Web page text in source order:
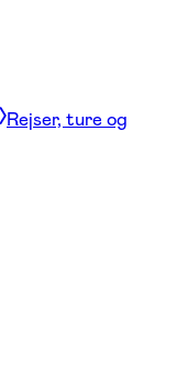
Rejser, ture og